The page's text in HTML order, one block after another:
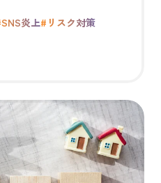
炎上#リスク対策